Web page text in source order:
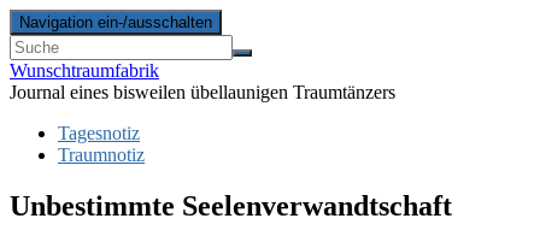
Navigation ein-/ausschalten
Wunschtraumfabrik
Journal eines bisweilen übellaunigen Traumtänzers
Tagesnotiz
Traumnotiz
Unbestimmte Seelenverwandtschaft